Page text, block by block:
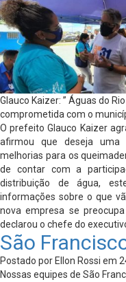
Glauco Kaizer: ” Águas do
comprometida com o
O prefeito Glauco Kaizer
afirmou que deseja uma
melhorias para os
de contar com a
distribuição de água,
informações sobre o que
nova empresa se
declarou o chefe do
São
Postado por Ellon Rossi em
Nossas equipes de São